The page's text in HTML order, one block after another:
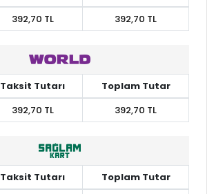
392,70 TL 392,70 TL
Taksit Tutarı
Toplam Tutar
392,70 TL 392,70 TL
Taksit Tutarı
Toplam Tutar